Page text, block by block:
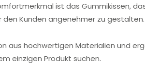
ist das Gummikissen,
den Kunden angenehmer zu gestalten.
aus hochwertigen Materialien und
einzigen Produkt suchen.